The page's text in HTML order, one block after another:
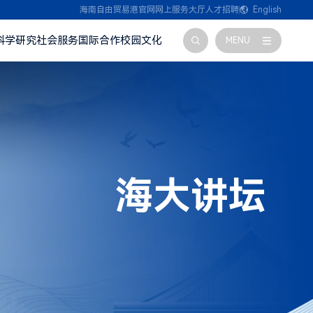
海南自由贸易港官网 网上服务大厅人才招聘 English
学研究社会服务国际合作校园文化 MENU
海大讲坛